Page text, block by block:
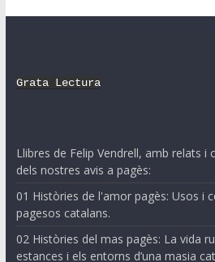
Grata Lectura
Llibres de Felip Vendrell, amb relats i
dels nostres avis a pagès:
01 Històries de l'amor pagès: Usos i
pagesos catalans.
02 Històries del mas pagès: La vida
estances i els entorns d’una masia